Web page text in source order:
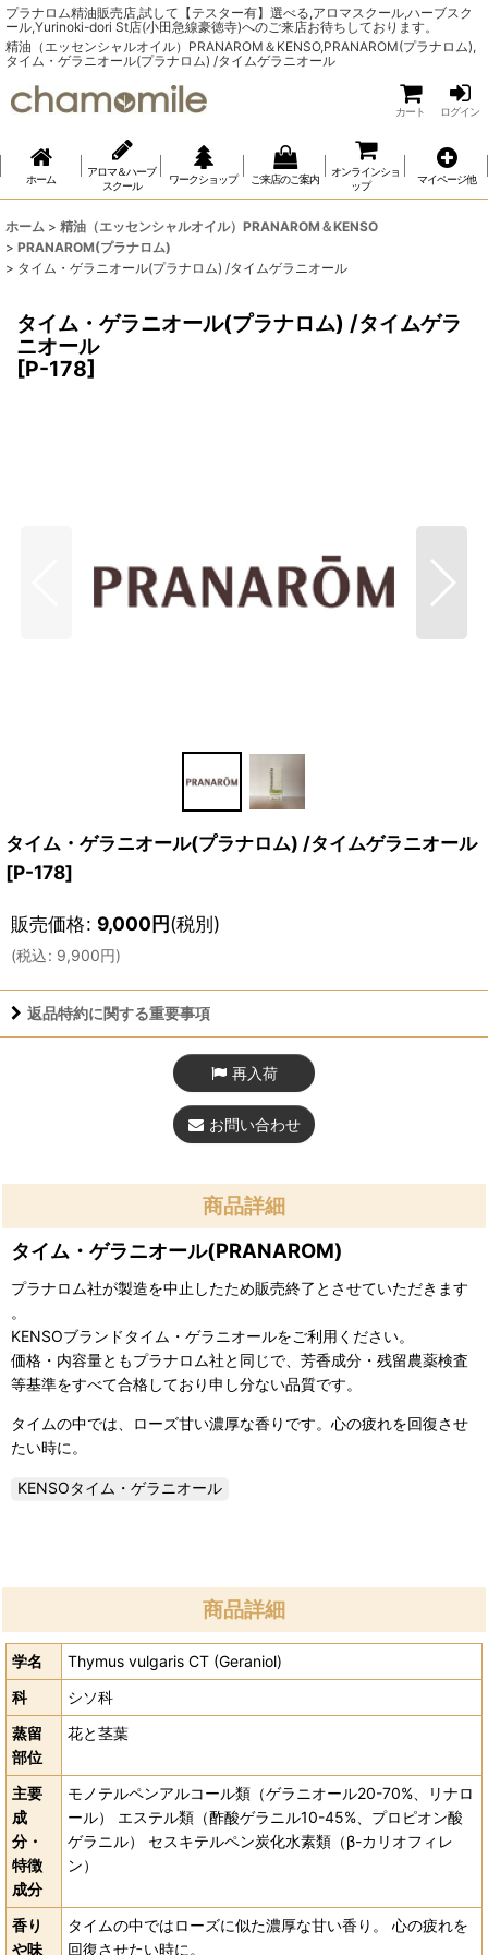
プラナロム精油販売店,試して【テスター有】選べる,アロマスクール,ハーブスク
ール,Yurinoki-dori St店(小田急線豪徳寺)へのご来店お待ちしております。
精油（エッセンシャルオイル）PRANAROM＆KENSO,PRANAROM(プラナロム),
タイム・ゲラニオール(プラナロム) /タイムゲラニオール
カート ログイン
ホーム
アロマ＆ハーブ
スクール
ワークショップ ご来店のご案内
オンラインショ
ップ
マイページ他
ホーム > 精油（エッセンシャルオイル）PRANAROM＆KENSO
> PRANAROM(プラナロム)
> タイム・ゲラニオール(プラナロム) /タイムゲラニオール
タイム・ゲラニオール(プラナロム) /タイムゲラ
ニオール
[P-178]
タイム・ゲラニオール(プラナロム) /タイムゲラニオール
[P-178]
販売価格: 9,000円(税別)
(税込: 9,900円)
返品特約に関する重要事項
再入荷
お問い合わせ
商品詳細
タイム・ゲラニオール(PRANAROM)
プラナロム社が製造を中止したため販売終了とさせていただきます
。
KENSOブランドタイム・ゲラニオールをご利用ください。
価格・内容量ともプラナロム社と同じで、芳香成分・残留農薬検査
等基準をすべて合格しており申し分ない品質です。
タイムの中では、ローズ甘い濃厚な香りです。心の疲れを回復させ
たい時に。
商品詳細
学名
Thymus vulgaris CT (Geraniol)
科
シソ科
蒸留
部位
花と茎葉
主要
成
分・
特徴
成分
モノテルペンアルコール類（ゲラニオール20-70%、リナロ
ール） エステル類（酢酸ゲラニル10-45%、プロピオン酸
ゲラニル） セスキテルペン炭化水素類（β-カリオフィレ
ン）
香り
や味
タイムの中ではローズに似た濃厚な甘い香り。 心の疲れを
回復させたい時に。